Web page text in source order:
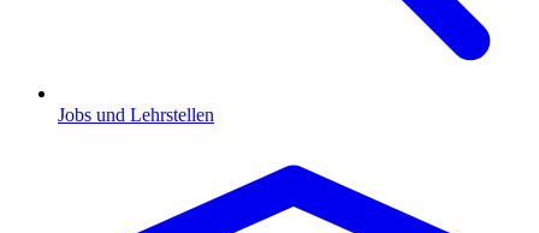
Jobs und Lehrstellen